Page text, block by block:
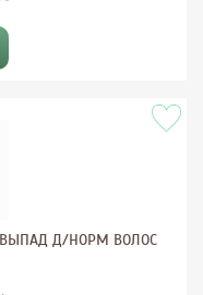
Д/НОРМ ВОЛОС